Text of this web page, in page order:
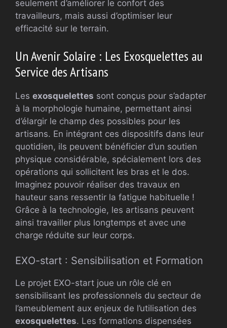
seulement d’améliorer le confort des
travailleurs, mais aussi d’optimiser leur
efficacité sur le terrain.
Un Avenir Solaire : Les Exosquelettes au
Service des Artisans
Les exosquelettes sont conçus pour s’adapter
à la morphologie humaine, permettant ainsi
d’élargir le champ des possibles pour les
artisans. En intégrant ces dispositifs dans leur
quotidien, ils peuvent bénéficier d’un soutien
physique considérable, spécialement lors des
opérations qui sollicitent les bras et le dos.
Imaginez pouvoir réaliser des travaux en
hauteur sans ressentir la fatigue habituelle !
Grâce à la technologie, les artisans peuvent
ainsi travailler plus longtemps et avec une
charge réduite sur leur corps.
EXO-start : Sensibilisation et Formation
Le projet EXO-start joue un rôle clé en
sensibilisant les professionnels du secteur de
l’ameublement aux enjeux de l’utilisation des
exosquelettes. Les formations dispensées